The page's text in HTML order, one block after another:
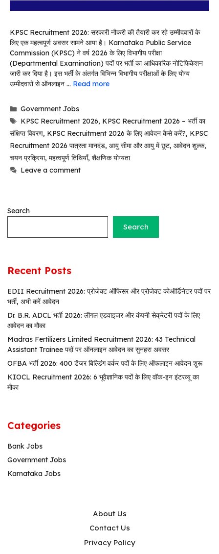
KPSC Recruitment 2026: सरकारी नौकरी की तैयारी कर रहे उम्मीदवारों के
लिए एक महत्वपूर्ण अवसर सामने आया है। Karnataka Public Service
Commission (KPSC) ने वर्ष 2026 के लिए विभागीय परीक्षा
(Departmental Examination) पदों पर भर्ती का आधिकारिक नोटिफिकेशन
जारी कर दिया है। इस भर्ती के अंतर्गत विभिन्न विभागीय परीक्षाओं के लिए योग्य
उम्मीदवारों से ऑनलाइन … Read more
Categories
Government Jobs
Tags
KPSC Recruitment 2026, KPSC Recruitment 2026 – भर्ती का
संक्षिप्त विवरण, KPSC Recruitment 2026 के लिए आवेदन कैसे करें?, KPSC
Recruitment 2026 पात्रता मानदंड, आयु सीमा और आयु में छूट, आवेदन शुल्क,
चयन प्रक्रिया, महत्वपूर्ण तिथियाँ, शैक्षणिक योग्यता
Leave a comment
Search
Search
Recent Posts
EDII Recruitment 2026: प्रोजेक्ट ऑफिसर और प्रोजेक्ट कोऑर्डिनेटर पदों पर
भर्ती, अभी करें आवेदन
Dr. B.R. ADCL भर्ती 2026: लीगल एडवाइजर और कंपनी सेक्रेटरी पदों के लिए
आवेदन का मौका
Madras Fertilizers Limited Recruitment 2026: 43 Technical
Assistant Trainee पदों पर ऑनलाइन आवेदन का सुनहरा अवसर
OFBA भर्ती 2026: 400 डेंजर बिल्डिंग वर्कर पदों के लिए ऑफलाइन आवेदन शुरू
KIOCL Recruitment 2026: 6 भूवैज्ञानिक पदों के लिए वॉक-इन इंटरव्यू का
मौका
Categories
Bank Jobs
Government Jobs
Karnataka Jobs
About Us
Contact Us
Privacy Policy